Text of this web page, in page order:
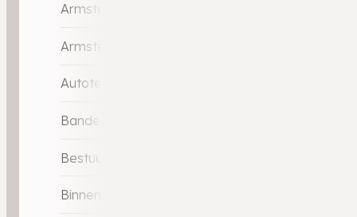
Armsteun achter
Armsteun voor
Autotelefoonvoorbereiding met Bluetooth
Bandenspanningscontrolesysteem
Bestuurdersstoel in hoogte verstelbaar
Binnenspiegel automatisch dimmend